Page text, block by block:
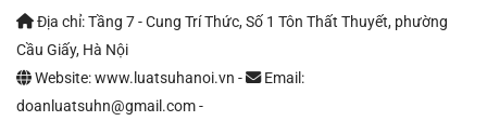
Địa chỉ: Tầng 7 - Cung Trí Thức, Số 1 Tôn Thất Thuyết, phường
Cầu Giấy, Hà Nội
Website: www.luatsuhanoi.vn -
Email:
doanluatsuhn@gmail.com -